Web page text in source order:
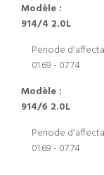
Modèle :
914/4 2.0L
Periode
01.69 - 07.74
Modèle :
914/6 2.0L
Periode
01.69 - 07.74